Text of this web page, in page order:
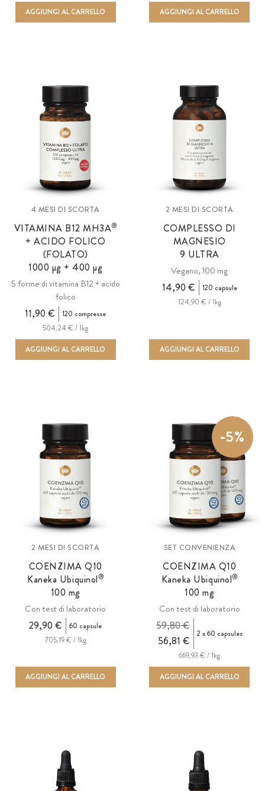
AGGIUNGI AL CARRELLO AGGIUNGI AL CARRELLO
4 MESI DI SCORTA
VITAMINA B12 MH3A®
+ ACIDO FOLICO
(FOLATO)
1000 µg + 400 µg
5 forme di vitamina B12 + acido
folico
11,90 €
120 compresse
504,24 € / 1kg
AGGIUNGI AL CARRELLO
2 MESI DI SCORTA
COMPLESSO DI
MAGNESIO
9 ULTRA
Vegano, 100 mg
14,90 €
120 capsule
124,90 € / 1kg
AGGIUNGI AL CARRELLO
2 MESI DI SCORTA
COENZIMA Q10
Kaneka Ubiquinol®
100 mg
Con test di laboratorio
29,90 €
60 capsule
705,19 € / 1kg
AGGIUNGI AL CARRELLO
-5%
SET CONVENIENZA
COENZIMA Q10
Kaneka Ubiquinol®
100 mg
Con test di laboratorio
56,81 €
59,80 €
2 x 60 capsules
669,93 € / 1kg
AGGIUNGI AL CARRELLO